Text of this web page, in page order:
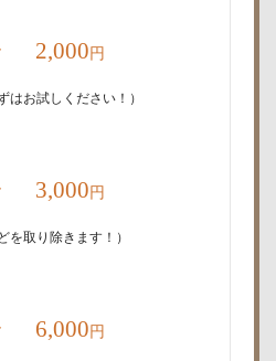
2,000円
はお試しください！）
3,000円
を取り除きます！）
6,000円